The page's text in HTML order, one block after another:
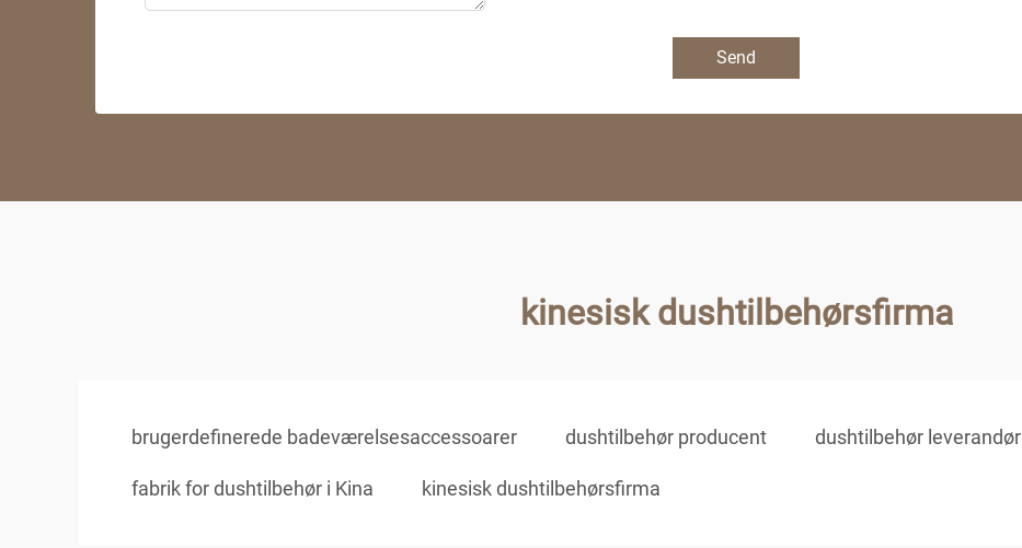
Send
kinesisk dushtilbehørsfirma
brugerdefinerede badeværelsesaccessoarer dushtilbehør producent dushtilbehør leverandør
fabrik for dushtilbehør i Kina kinesisk dushtilbehørsfirma